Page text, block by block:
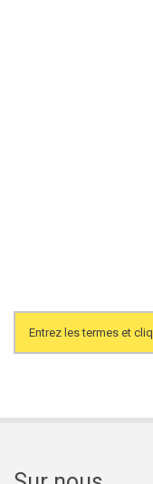
Search form